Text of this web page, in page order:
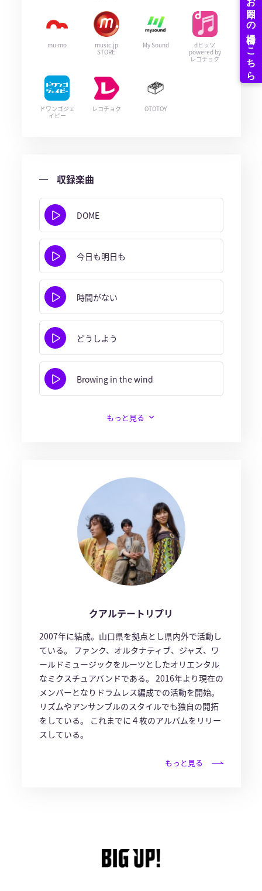
mu-mo
music.jp
STORE
My Sound
dヒッツ
powered by
レコチョク
ドワンゴジェ
イピー
レコチョク OTOTOY
収録楽曲
DOME
今日も明日も
時間がない
どうしよう
Browing in the wind
もっと見る
クアルテートリプリ
2007年に結成。山口県を拠点とし県内外で活動し
ている。 ファンク、オルタナティブ、ジャズ、ワ
ールドミュージックをルーツとしたオリエンタル
なミクスチュアバンドである。 2016年より現在の
メンバーとなりドラムレス編成での活動を開始。
リズムやアンサンブルのスタイルでも独自の開拓
をしている。 これまでに４枚のアルバムをリリー
スしている。
もっと見る